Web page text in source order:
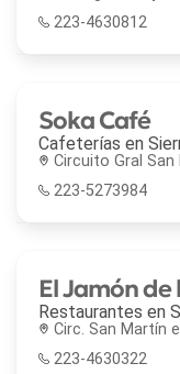
223-4630812
Soka Café
Cafeterías en
Circuito Gral
223-5273984
El Jamón de
Restaurantes en
Circ. San Martín
223-4630322